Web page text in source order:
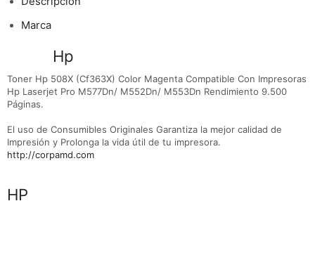
Marca
Hp
Toner Hp 508X (Cf363X) Color Magenta Compatible Con Impresoras
Hp Laserjet Pro M577Dn/ M552Dn/ M553Dn Rendimiento 9.500
Páginas.
El uso de Consumibles Originales Garantiza la mejor calidad de
Impresión y Prolonga la vida útil de tu impresora.
http://corpamd.com
HP